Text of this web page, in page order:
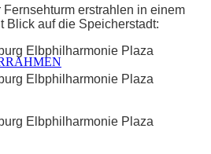
erstrahlen in einem
Blick auf die Speicherstadt: